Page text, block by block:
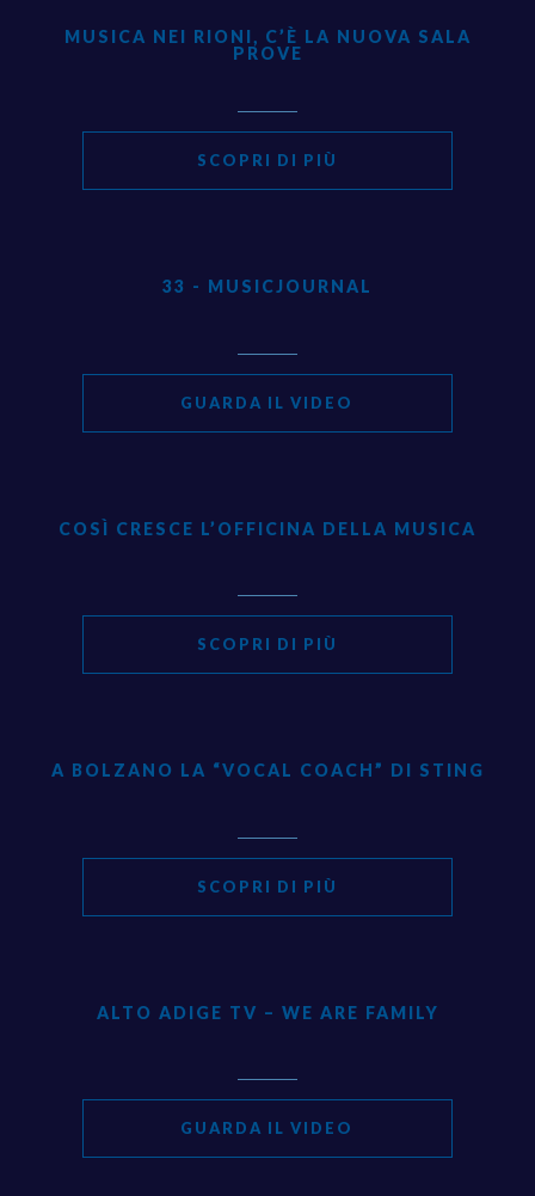
MUSICA NEI RIONI, C’È LA NUOVA SALA
PROVE
SCOPRI DI PIÙ
33 - MUSICJOURNAL
GUARDA IL VIDEO
COSÌ CRESCE L’OFFICINA DELLA MUSICA
SCOPRI DI PIÙ
A BOLZANO LA “VOCAL COACH” DI STING
SCOPRI DI PIÙ
ALTO ADIGE TV – WE ARE FAMILY
GUARDA IL VIDEO